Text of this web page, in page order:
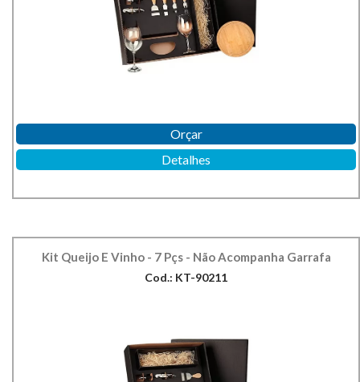
Orçar
Detalhes
Kit Queijo E Vinho - 7 Pçs - Não Acompanha Garrafa
Cod.: KT-90211